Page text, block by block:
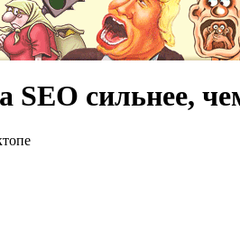
сильнее,